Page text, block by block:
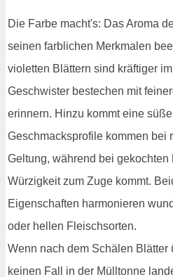
Die Farbe macht's: Das Aroma
seinen farblichen Merkmalen
violetten Blättern sind kräftiger
Geschwister bestechen mit
erinnern. Hinzu kommt eine
Geschmacksprofile kommen bei
Geltung, während bei
Würzigkeit zum Zuge kommt.
Eigenschaften harmonieren
oder hellen Fleischsorten.
Wenn nach dem Schälen
keinen Fall in der Mülltonne